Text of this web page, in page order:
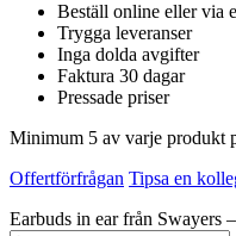
Beställ online eller via
Trygga leveranser
Inga dolda avgifter
Faktura 30 dagar
Pressade priser
Minimum 5 av varje produkt
Offertförfrågan Tipsa en
Earbuds in ear från Swayers